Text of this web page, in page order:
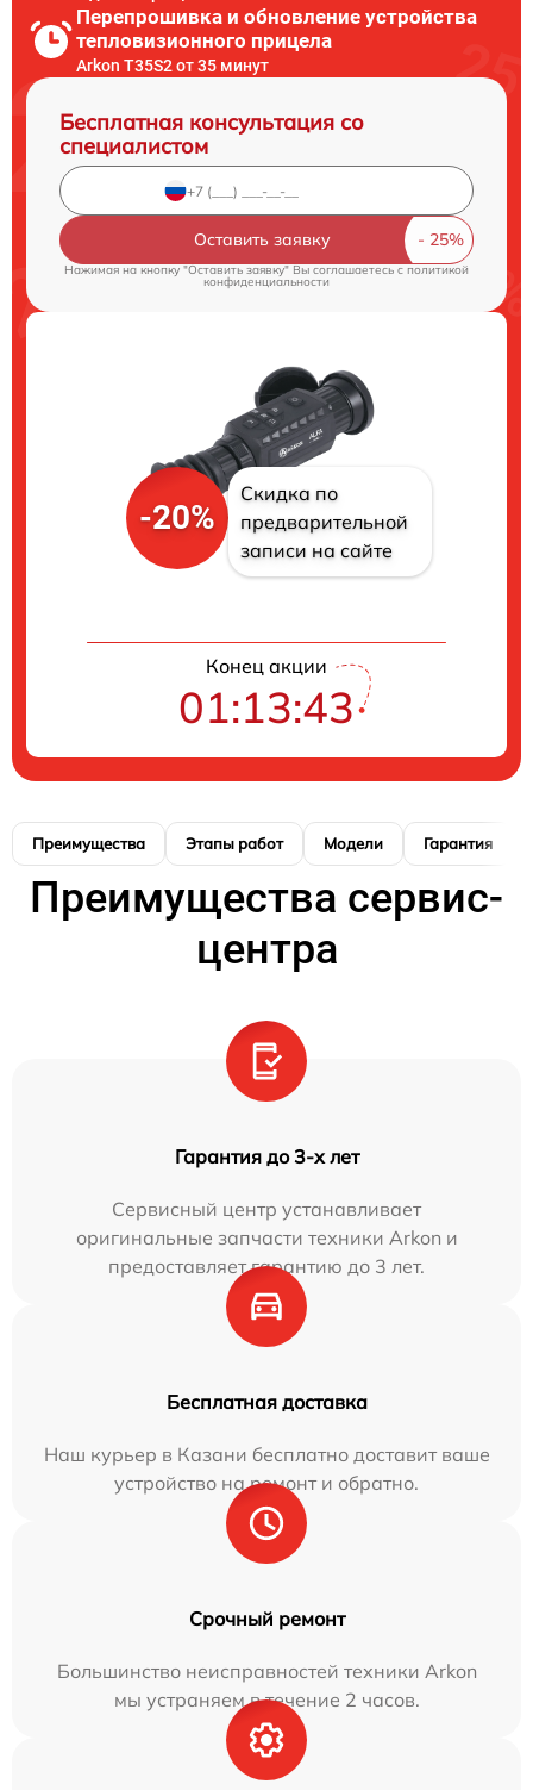
Перепрошивка и обновление устройства
тепловизионного прицела
Arkon T35S2 от 35 минут
Бесплатная консультация со
специалистом
Оставить заявку
Нажимая на кнопку "Оставить заявку" Вы соглашаетесь c политикой
конфиденциальности
-20%
Скидка по
предварительной
записи на сайте
Конец акции
01:13:42
Преимущества Этапы работ Модели Гарантия
Преимущества сервис-
центра
Гарантия до 3-х лет
Сервисный центр устанавливает
оригинальные запчасти техники Arkon и
предоставляет гарантию до 3 лет.
Бесплатная доставка
Наш курьер в Казани бесплатно доставит ваше
устройство на ремонт и обратно.
Срочный ремонт
Большинство неисправностей техники Arkon
мы устраняем в течение 2 часов.